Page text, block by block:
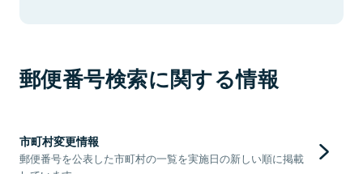
郵便番号検索に関する情報
市町村変更情報
郵便番号を公表した市町村の一覧を実施日の新しい順に掲載